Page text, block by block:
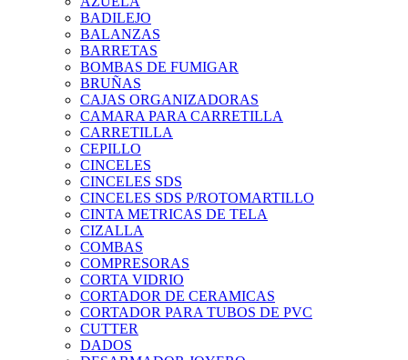
BADILEJO
BALANZAS
BARRETAS
BOMBAS DE FUMIGAR
BRUÑAS
CAJAS ORGANIZADORAS
CAMARA PARA CARRETILLA
CARRETILLA
CEPILLO
CINCELES
CINCELES SDS
CINCELES SDS P/ROTOMARTILLO
CINTA METRICAS DE TELA
CIZALLA
COMBAS
COMPRESORAS
CORTA VIDRIO
CORTADOR DE CERAMICAS
CORTADOR PARA TUBOS DE PVC
CUTTER
DADOS